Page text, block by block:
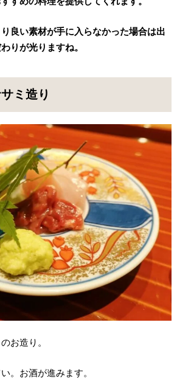
良い素材が手に入らなかった場合は出
りが光りますね。
ミ造り
お造り。
。お酒が進みます。